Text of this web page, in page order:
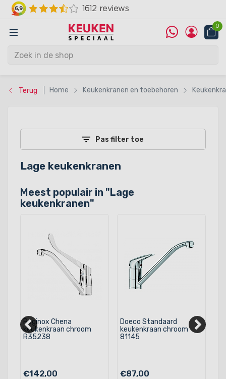
0
Terug Home Keukenkranen en toebehoren
Pas filter toe
Lage keukenkranen
Meest populair in "Lage
keukenkranen"
Reginox Chena
keukenkraan chroom
R35238
€142,00
Doeco Standaard
keukenkraan chroom
81145
€87,00